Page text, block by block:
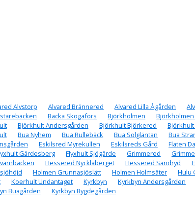
Alvstorp Alvared Brännered Alvared Lilla Ågården
Backa Skogafors Björkholmen
Björkhult Andersgården Björkhult Björkered
Bua Nyhem Bua Rullebäck Bua Solgläntan Bua
Eskilsred Myrekullen Eskilsreds Gård Flaten
Gärdesberg Flyxhult Sjögärde Grimmered
Hessered Nycklaberget Hessered Sandryd
Holmen Grunnasjöslätt Holmen Holmsäter Hulu
Koerhult Undantaget Kyrkbyn Kyrkbyn Andersgården
Buagården Kyrkbyn Bygdegården